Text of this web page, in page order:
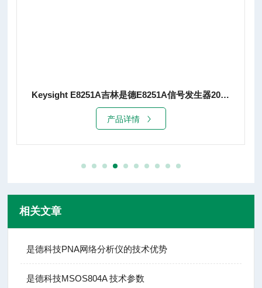
Keysight E8251A吉林是德E8251A信号发生器20G租赁销售
产品详情
相关文章
是德科技PNA网络分析仪的技术优势
是德科技MSOS804A 技术参数